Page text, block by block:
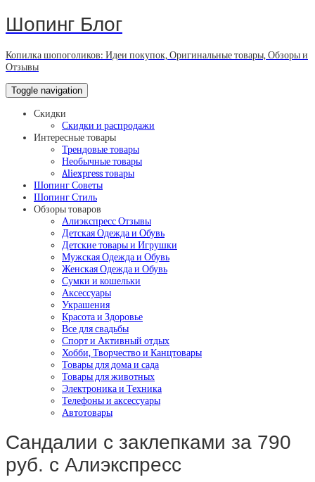
Шопинг Блог
Копилка шопоголиков: Идеи покупок, Оригинальные товары, Обзоры и
Отзывы
Toggle navigation
Скидки
Скидки и распродажи
Интересные товары
Трендовые товары
Необычные товары
Aliexpress товары
Шопинг Советы
Шопинг Стиль
Обзоры товаров
Алиэкспресс Отзывы
Детская Одежда и Обувь
Детские товары и Игрушки
Мужская Одежда и Обувь
Женская Одежда и Обувь
Сумки и кошельки
Аксессуары
Украшения
Красота и Здоровье
Все для свадьбы
Спорт и Активный отдых
Хобби, Творчество и Канцтовары
Товары для дома и сада
Товары для животных
Электроника и Техника
Телефоны и аксессуары
Автотовары
Сандалии с заклепками за 790
руб. с Алиэкспресс